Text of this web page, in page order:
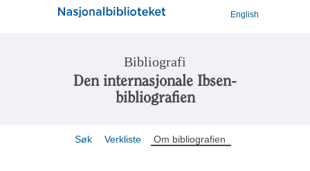
English
Bibliografi
Den internasjonale Ibsen-
bibliografien
Søk Verkliste Om bibliografien